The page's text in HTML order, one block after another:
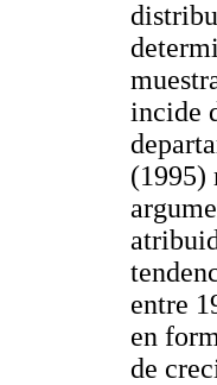
incide
(1995)
entre
en
de